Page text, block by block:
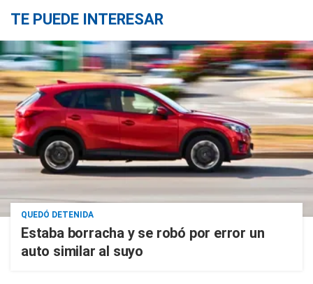
TE PUEDE INTERESAR
QUEDÓ DETENIDA
Estaba borracha y se robó por error un
auto similar al suyo